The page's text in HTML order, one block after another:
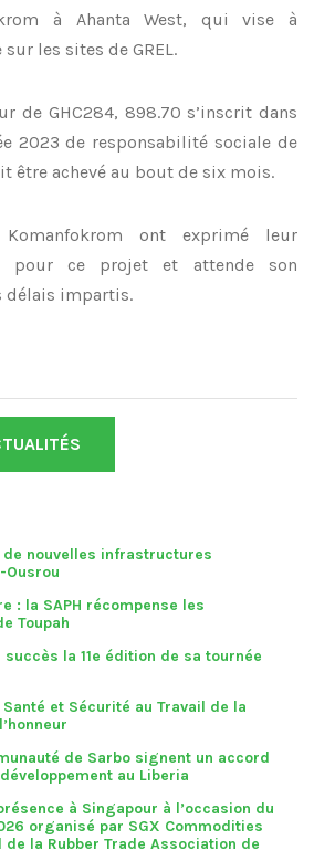
à Ahanta West, qui vise à
les sites de GREL.
de GHC284, 898.70 s’inscrit dans
2023 de responsabilité sociale de
être achevé au bout de six mois.
ont exprimé leur
pour ce projet et attende son
délais impartis.
de nouvelles infrastructures
Ousrou
: la SAPH récompense les
Toupah
succès la 11e édition de sa tournée
et Sécurité au Travail de la
de Sarbo signent un accord
au Liberia
à Singapour à l’occasion du
organisé par SGX Commodities
la Rubber Trade Association de